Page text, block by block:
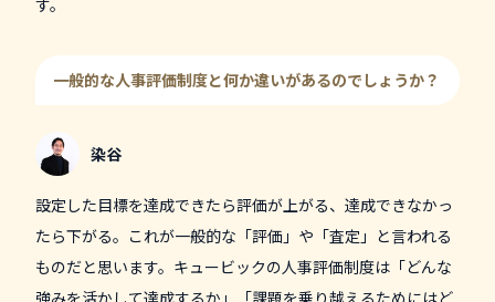
す。
一般的な人事評価制度と何か違いがあるのでしょうか？
染谷
設定した目標を達成できたら評価が上がる、達成できなかっ
たら下がる。これが一般的な「評価」や「査定」と言われる
ものだと思います。キュービックの人事評価制度は「どんな